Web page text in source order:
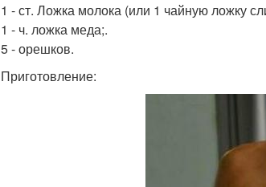
1 - ст. Ложка молока (или 1 чайную ложку
1 - ч. ложка меда;.
5 - орешков.
Приготовление: